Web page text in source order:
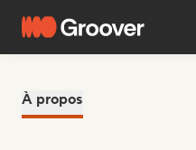
À propos